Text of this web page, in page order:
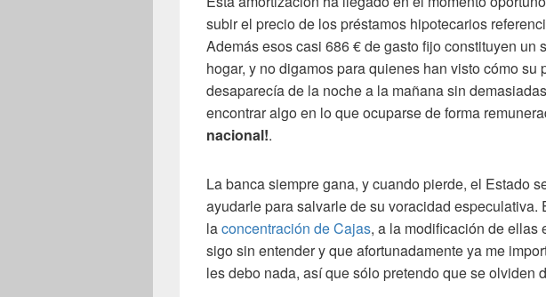
subir el precio de los préstamos hipotecarios
Además esos casi 686 € de gasto fijo constituyen un
hogar, y no digamos para quienes han visto cómo su
desaparecía de la noche a la mañana sin
encontrar algo en lo que ocuparse de forma
nacional!.
La banca siempre gana, y cuando pierde, el Estado
ayudarle para salvarle de su voracidad especulativa.
laconcentración de Cajas, a la modificación de ellas
sigo sin entender y que afortunadamente ya me
les debo nada, así que sólo pretendo que se olviden